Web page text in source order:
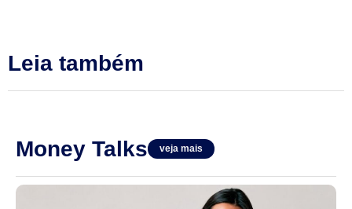
Leia também
Money Talks veja mais